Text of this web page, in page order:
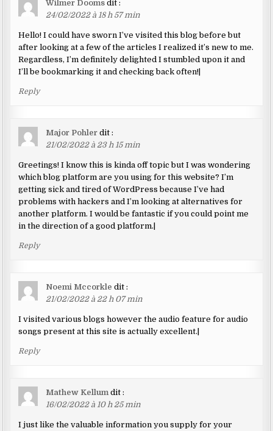
Wilmer Dooms dit :
24/02/2022 à 18 h 57 min
Hello! I could have sworn I’ve visited this blog before but
after looking at a few of the articles I realized it’s new to me.
Regardless, I’m definitely delighted I stumbled upon it and
I’ll be bookmarking it and checking back often!|
Reply
Major Pohler dit :
21/02/2022 à 23 h 15 min
Greetings! I know this is kinda off topic but I was wondering
which blog platform are you using for this website? I’m
getting sick and tired of WordPress because I’ve had
problems with hackers and I’m looking at alternatives for
another platform. I would be fantastic if you could point me
in the direction of a good platform.|
Reply
Noemi Mccorkle dit :
21/02/2022 à 22 h 07 min
I visited various blogs however the audio feature for audio
songs present at this site is actually excellent.|
Reply
Mathew Kellum dit :
16/02/2022 à 10 h 25 min
I just like the valuable information you supply for your